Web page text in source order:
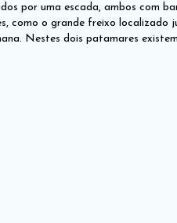
por uma escada, ambos com
como o grande freixo localizado
Nestes dois patamares